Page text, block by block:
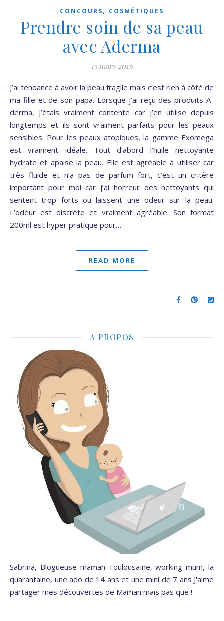
CONCOURS, COSMÉTIQUES
Prendre soin de sa peau
avec Aderma
15 mars 2016
J’ai tendance à avoir la peau fragile mais c’est rien à côté de
ma fille et de son papa. Lorsque j’ai reçu des produits A-
derma, j’étais vraiment contente car j’en utilise depuis
longtemps et ils sont vraiment parfaits pour les peaux
sensibles. Pour les peaux atopiques, la gamme Exomega
est vraiment idéale. Tout d’abord l’huile nettoyante
hydrate et apaise la peau. Elle est agréable à utiliser car
très fluide et n’a pas de parfum fort, c’est un critère
important pour moi car j’ai horreur des nettoyants qui
sentent trop forts ou laissent une odeur sur la peau.
L’odeur est discrète et vraiment agréable. Son format
200ml est hyper pratique pour…
READ MORE
A PROPOS
Sabrina, Blogueuse maman Toulousaine, working mum, la
quarantaine, une ado de 14 ans et une mini de 7 ans J'aime
partager mes découvertes de Maman mais pas que !